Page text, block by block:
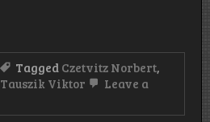
Tagged Czetvitz Norbert,
Tauszik Viktor
Leave a